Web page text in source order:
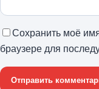
Сохранить моё
браузере для